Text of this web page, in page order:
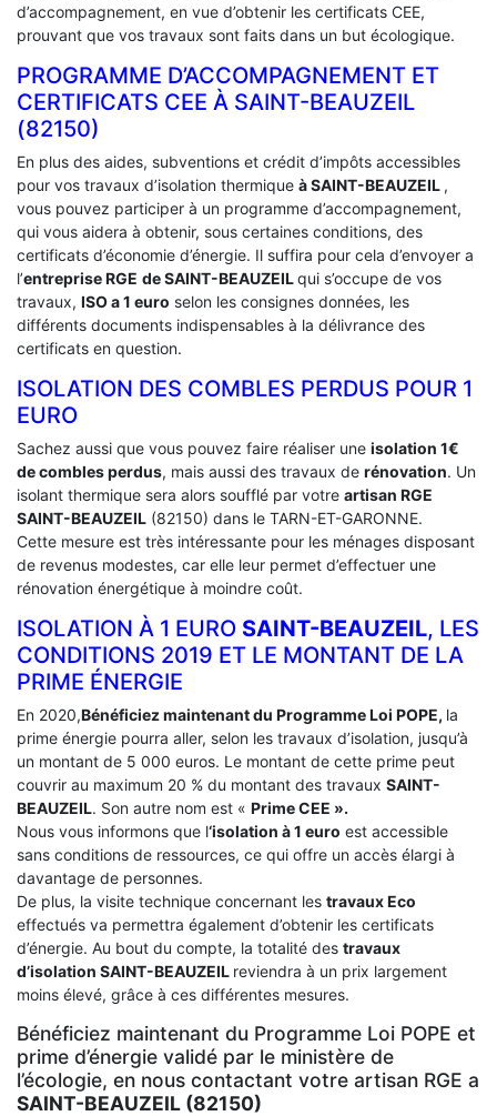
d’accompagnement, en vue d’obtenir les certificats CEE,
prouvant que vos travaux sont faits dans un but écologique.
PROGRAMME D’ACCOMPAGNEMENT ET
CERTIFICATS CEE À ‎SAINT-BEAUZEIL
(82150)
En plus des aides, subventions et crédit d’impôts accessibles
pour vos travaux d’isolation thermique à SAINT-BEAUZEIL ,
vous pouvez participer à un programme d’accompagnement,
qui vous aidera à obtenir, sous certaines conditions, des
certificats d’économie d’énergie. Il suffira pour cela d’envoyer a
l’entreprise RGE de SAINT-BEAUZEILqui s’occupe de vos
travaux, ISO a 1 euro selon les consignes données, les
différents documents indispensables à la délivrance des
certificats en question.
ISOLATION DES COMBLES PERDUS POUR 1
EURO
Sachez aussi que vous pouvez faire réaliser une isolation 1€
de combles perdus, mais aussi des travaux de rénovation. Un
isolant thermique sera alors soufflé par votre artisan RGE
SAINT-BEAUZEIL (82150) dans le TARN-ET-GARONNE.
Cette mesure est très intéressante pour les ménages disposant
de revenus modestes, car elle leur permet d’effectuer une
rénovation énergétique à moindre coût.
ISOLATION À 1 EURO SAINT-BEAUZEIL, LES
CONDITIONS 2019 ET LE MONTANT DE LA
PRIME ÉNERGIE
En 2020,Bénéficiez maintenant du Programme Loi POPE, la
prime énergie pourra aller, selon les travaux d’isolation, jusqu’à
un montant de 5 000 euros. Le montant de cette prime peut
couvrir au maximum 20 % du montant des travaux SAINT-
BEAUZEIL. Son autre nom est « Prime CEE ».
Nous vous informons que l‘isolation à 1 euro est accessible
sans conditions de ressources, ce qui offre un accès élargi à
davantage de personnes.
De plus, la visite technique concernant les travaux Eco
effectués va permettra également d’obtenir les certificats
d’énergie. Au bout du compte, la totalité des travaux
d’isolation SAINT-BEAUZEIL reviendra à un prix largement
moins élevé, grâce à ces différentes mesures.
Bénéficiez maintenant du Programme Loi POPE et
prime d’énergie validé par le ministère de
l’écologie, en nous contactant votre artisan RGE a
SAINT-BEAUZEIL (82150)